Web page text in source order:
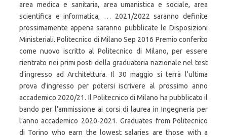
area medica e sanitaria, area umanistica e sociale, area
scientifica e informatica, … 2021/2022 saranno definite
prossimamente appena saranno pubblicate le Disposizioni
Ministeriali. Politecnico di Milano Sep 2016 Premio conferito
come nuovo iscritto al Politecnico di Milano, per essere
rientrato nei primi posti della graduatoria nazionale nel test
d'ingresso ad Architettura. Il 30 maggio si terrà l'ultima
prova d'ingresso per potersi iscrivere al prossimo anno
accademico 2020/21. Il Politecnico di Milano ha pubblicato il
bando per l’ammissione ai corsi di laurea in Ingegneria per
l’anno accademico 2020-2021. Graduates from Politecnico
di Torino who earn the lowest salaries are those with a